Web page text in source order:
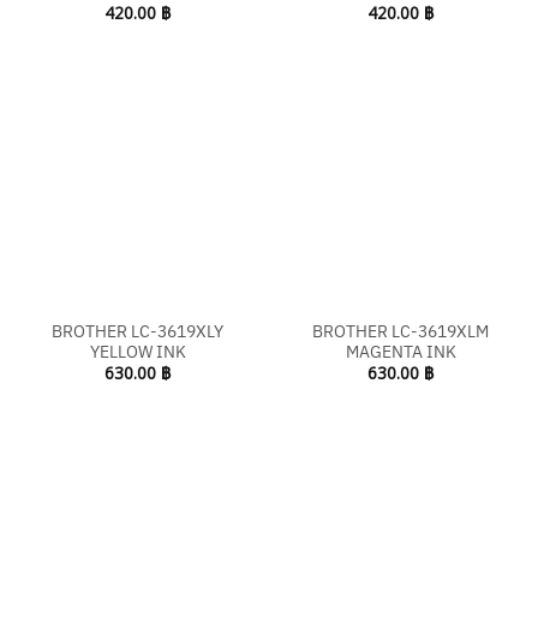
420.00 ฿
420.00 ฿
BROTHER LC-3619XLY
YELLOW INK
630.00 ฿
BROTHER LC-3619XLM
MAGENTA INK
630.00 ฿